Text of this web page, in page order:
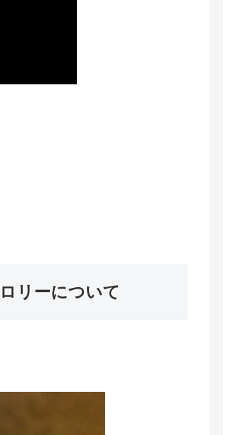
リーについて